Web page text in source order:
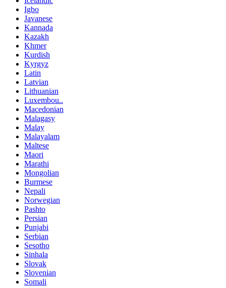
Igbo
Javanese
Kannada
Kazakh
Khmer
Kurdish
Kyrgyz
Latin
Latvian
Lithuanian
Luxembou..
Macedonian
Malagasy
Malay
Malayalam
Maltese
Maori
Marathi
Mongolian
Burmese
Nepali
Norwegian
Pashto
Persian
Punjabi
Serbian
Sesotho
Sinhala
Slovak
Slovenian
Somali